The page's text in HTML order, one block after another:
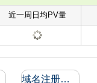
近一周日均PV量
域名注册信息